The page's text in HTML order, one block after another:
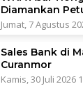
Diamankan
Jumat, 7 Agustus
Sales Bank di
Curanmor
Kamis, 30 Juli 2026